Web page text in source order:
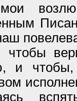
чтобы
и